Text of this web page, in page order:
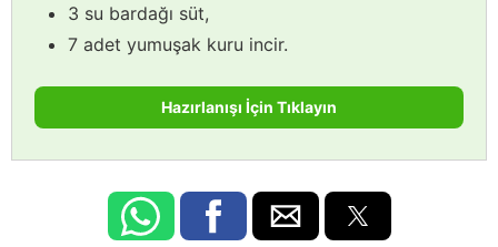
3 su bardağı süt,
7 adet yumuşak kuru incir.
Hazırlanışı İçin Tıklayın